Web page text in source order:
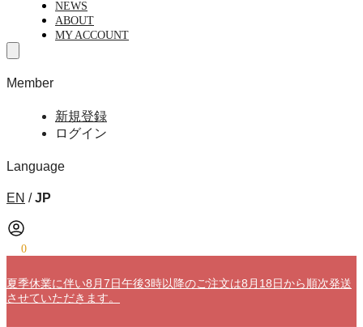
NEWS
ABOUT
MY ACCOUNT
Member
新規登録
ログイン
Language
EN /JP
0
夏季休業に伴い8月7日午後3時以降のご注文は8月18日から順次発送
させていただきます。